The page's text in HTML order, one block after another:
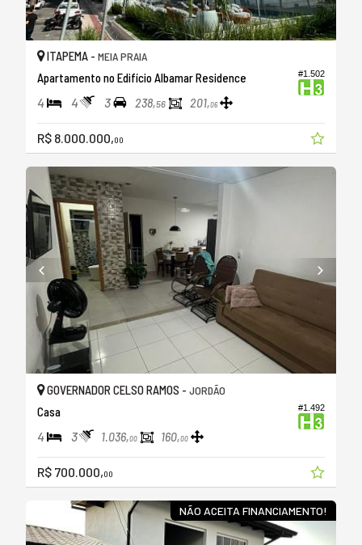
#1.502
ITAPEMA - MEIA PRAIA
Apartamento no Edifício Albamar Residence
4 4 3 238,56 201,06
R$ 8.000.000,00
#1.492
GOVERNADOR CELSO RAMOS - JORDÃO
Casa
4 3 1.036,00 160,00
R$ 700.000,00
NÃO ACEITA FINANCIAMENTO!